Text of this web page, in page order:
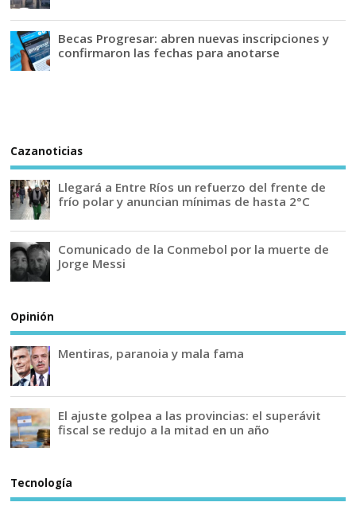
Becas Progresar: abren nuevas inscripciones y
confirmaron las fechas para anotarse
Cazanoticias
Llegará a Entre Ríos un refuerzo del frente de
frío polar y anuncian mínimas de hasta 2°C
Comunicado de la Conmebol por la muerte de
Jorge Messi
Opinión
Mentiras, paranoia y mala fama
El ajuste golpea a las provincias: el superávit
fiscal se redujo a la mitad en un año
Tecnología